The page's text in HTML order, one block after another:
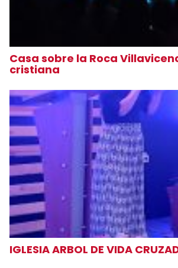
Casa sobre la Roca
cristiana
IGLESIA ARBOL DE VIDA